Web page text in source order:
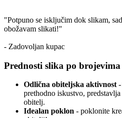
"Potpuno se isključim dok slikam,
obožavam slikati!"
- Zadovoljan kupac
Prednosti slika po brojevima
Odlična obiteljska aktivnost-
prethodno iskustvo,
obitelj.
Idealan poklon - poklonite